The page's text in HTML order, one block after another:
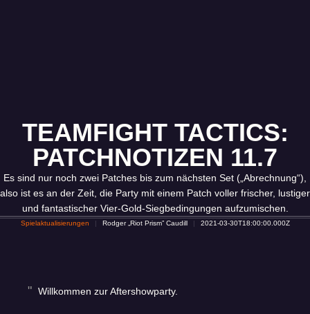
TEAMFIGHT TACTICS:
PATCHNOTIZEN 11.7
Es sind nur noch zwei Patches bis zum nächsten Set („Abrechnung“),
also ist es an der Zeit, die Party mit einem Patch voller frischer, lustiger
und fantastischer Vier-Gold-Siegbedingungen aufzumischen.
Spielaktualisierungen Rodger „Riot Prism” Caudill 2021-03-30T18:00:00.000Z
Willkommen zur Aftershowparty.